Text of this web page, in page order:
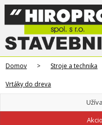
Domov > Stroje a technika
Vrtáky do dreva